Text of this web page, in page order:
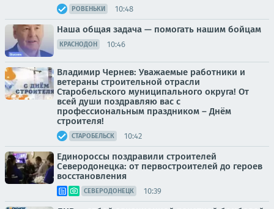
РОВЕНЬКИ 10:48
Наша общая задача — помогать нашим бойцам
КРАСНОДОН 10:46
Владимир Чернев: Уважаемые работники и
ветераны строительной отрасли
Старобельского муниципального округа! От
всей души поздравляю вас с
профессиональным праздником – Днём
строителя!
СТАРОБЕЛЬСК 10:42
Единороссы поздравили строителей
Северодонецка: от первостроителей до героев
восстановления
СЕВЕРОДОНЕЦК 10:39